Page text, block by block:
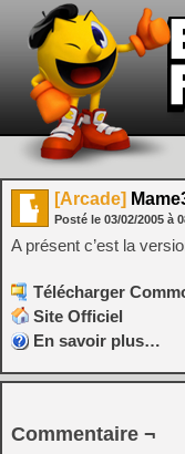
[Arcade]
Posté le 03/02/2005 à
A présent c’est la
Télécharger
Site Officiel
En savoir plus…
Commentaire ¬